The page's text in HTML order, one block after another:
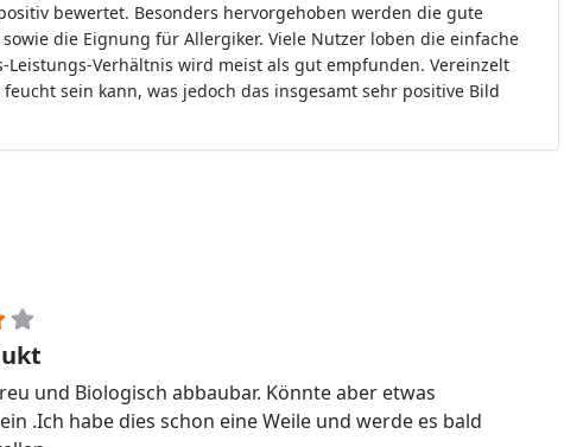
bewertet. Besonders hervorgehoben werden die gute
die Eignung für Allergiker. Viele Nutzer loben die einfache
Verhältnis wird meist als gut empfunden. Vereinzelt
sein kann, was jedoch das insgesamt sehr positive Bild
und Biologisch abbaubar. Könnte aber etwas
.Ich habe dies schon eine Weile und werde es bald